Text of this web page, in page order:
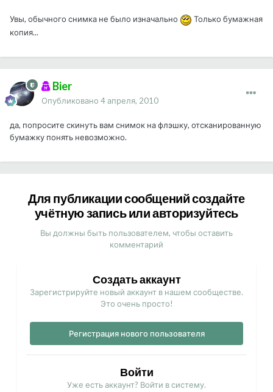
Увы, обычного снимка не было изначально
Только бумажная
копия...
Bier
Опубликовано 4 апреля, 2010
да, попросите скинуть вам снимок на флэшку, отсканированную
бумажку понять невозможно.
Для публикации сообщений создайте
учётную запись или авторизуйтесь
Вы должны быть пользователем, чтобы оставить
комментарий
Создать аккаунт
Зарегистрируйте новый аккаунт в нашем сообществе.
Это очень просто!
Регистрация нового пользователя
Войти
Уже есть аккаунт? Войти в систему.